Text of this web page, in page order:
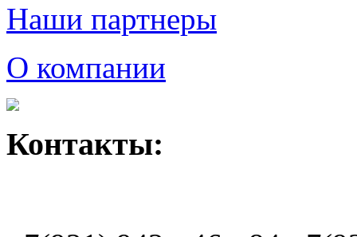
Наши партнеры
О компании
Контакты: